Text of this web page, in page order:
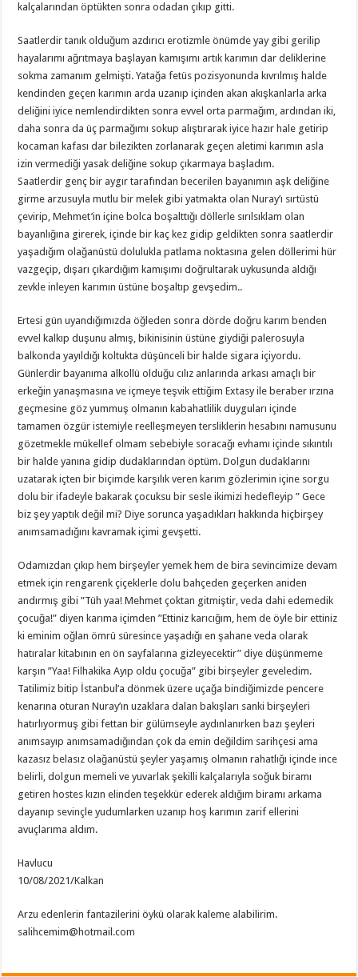
kalçalarından öptükten sonra odadan çıkıp gitti.
Saatlerdir tanık olduğum azdırıcı erotizmle önümde yay gibi gerilip
hayalarımı ağrıtmaya başlayan kamışımı artık karımın dar deliklerine
sokma zamanım gelmişti. Yatağa fetüs pozisyonunda kıvrılmış halde
kendinden geçen karımın arda uzanıp içinden akan akışkanlarla arka
deliğini iyice nemlendirdikten sonra evvel orta parmağım, ardından iki,
daha sonra da üç parmağımı sokup alıştırarak iyice hazır hale getirip
kocaman kafası dar bilezikten zorlanarak geçen aletimi karımın asla
izin vermediği yasak deliğine sokup çıkarmaya başladım.
Saatlerdir genç bir aygır tarafından becerilen bayanımın aşk deliğine
girme arzusuyla mutlu bir melek gibi yatmakta olan Nuray’ı sırtüstü
çevirip, Mehmet’in içine bolca boşalttığı döllerle sırılsıklam olan
bayanlığına girerek, içinde bir kaç kez gidip geldikten sonra saatlerdir
yaşadığım olağanüstü dolulukla patlama noktasına gelen döllerimi hür
vazgeçip, dışarı çıkardığım kamışımı doğrultarak uykusunda aldığı
zevkle inleyen karımın üstüne boşaltıp gevşedim..
Ertesi gün uyandığımızda öğleden sonra dörde doğru karım benden
evvel kalkıp duşunu almış, bikinisinin üstüne giydiği palerosuyla
balkonda yayıldığı koltukta düşünceli bir halde sigara içiyordu.
Günlerdir bayanıma alkollü olduğu cılız anlarında arkası amaçlı bir
erkeğin yanaşmasına ve içmeye teşvik ettiğim Extasy ile beraber ırzına
geçmesine göz yummuş olmanın kabahatlilik duyguları içinde
tamamen özgür istemiyle reelleşmeyen tersliklerin hesabını namusunu
gözetmekle mükellef olmam sebebiyle soracağı evhamı içinde sıkıntılı
bir halde yanına gidip dudaklarından öptüm. Dolgun dudaklarını
uzatarak içten bir biçimde karşılık veren karım gözlerimin içine sorgu
dolu bir ifadeyle bakarak çocuksu bir sesle ikimizi hedefleyip ” Gece
biz şey yaptık değil mi? Diye sorunca yaşadıkları hakkında hiçbirşey
anımsamadığını kavramak içimi gevşetti.
Odamızdan çıkıp hem birşeyler yemek hem de bira sevincimize devam
etmek için rengarenk çiçeklerle dolu bahçeden geçerken aniden
andırmış gibi ”Tüh yaa! Mehmet çoktan gitmiştir, veda dahi edemedik
çocuğa!” diyen karıma içimden ”Ettiniz karıcığım, hem de öyle bir ettiniz
ki eminim oğlan ömrü süresince yaşadığı en şahane veda olarak
hatıralar kitabının en ön sayfalarına gizleyecektir” diye düşünmeme
karşın ”Yaa! Filhakika Ayıp oldu çocuğa” gibi birşeyler geveledim.
Tatilimiz bitip İstanbul’a dönmek üzere uçağa bindiğimizde pencere
kenarına oturan Nuray’ın uzaklara dalan bakışları sanki birşeyleri
hatırlıyormuş gibi fettan bir gülümseyle aydınlanırken bazı şeyleri
anımsayıp anımsamadığından çok da emin değildim sarihçesi ama
kazasız belasız olağanüstü şeyler yaşamış olmanın rahatlığı içinde ince
belirli, dolgun memeli ve yuvarlak şekilli kalçalarıyla soğuk biramı
getiren hostes kızın elinden teşekkür ederek aldığım biramı arkama
dayanıp sevinçle yudumlarken uzanıp hoş karımın zarif ellerini
avuçlarıma aldım.
Havlucu
10/08/2021/Kalkan
Arzu edenlerin fantazilerini öykü olarak kaleme alabilirim.
salihcemim@hotmail.com